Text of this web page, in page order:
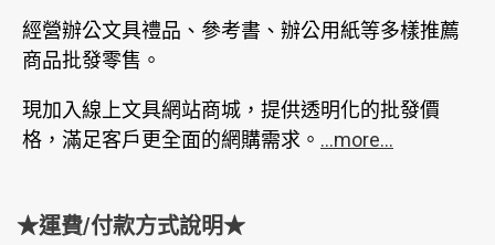
經營辦公文具禮品、參考書、辦公用紙等多樣推薦
商品批發零售。
現加入線上文具網站商城，提供透明化的批發價
格，滿足客戶更全面的網購需求。 ...more...
★運費/付款方式說明★